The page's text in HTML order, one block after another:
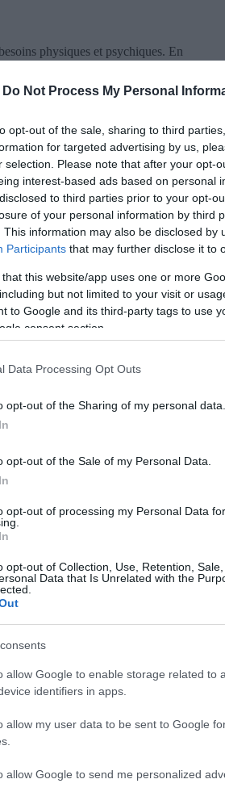
Do Not Process My Personal
opt-out of the sale, sharing to third
for targeted advertising by us,
selection. Please note that after your opt-
interest-based ads based on personal
to third parties prior to your opt-
of your personal information by third
This information may also be disclosed by
Participants that may further disclose it to
that this website/app uses one or more
but not limited to your visit or
to Google and its third-party tags to use
consent section.
Data Processing Opt Outs
opt-out of the Sharing of my personal data.
opt-out of the Sale of my Personal Data.
opt-out of processing my Personal Data
opt-out of Collection, Use, Retention,
Data that Is Unrelated with the
allow Google to enable storage related to
identifiers in apps.
allow my user data to be sent to Google
allow Google to send me personalized
physiques et psychiques. En
et Mashalla (2014) ont détaillé
ou CVS), phénomène qui
divers symptômes :
prolongée et un manque de pauses.
pose les bases pour une
respectueux des yeux
capables d’agir sur la santé de vos
l’écran, à environ
regard soit baissé d’environ